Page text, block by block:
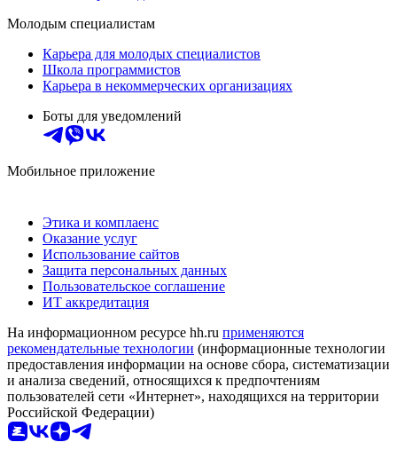
Молодым специалистам
Карьера для молодых специалистов
Школа программистов
Карьера в некоммерческих организациях
Боты для уведомлений
Мобильное приложение
Этика и комплаенс
Оказание услуг
Использование сайтов
Защита персональных данных
Пользовательское соглашение
ИТ аккредитация
На информационном ресурсе hh.ru применяются
рекомендательные технологии (информационные технологии
предоставления информации на основе сбора, систематизации
и анализа сведений, относящихся к предпочтениям
пользователей сети «Интернет», находящихся на территории
Российской Федерации)